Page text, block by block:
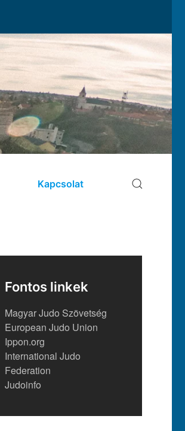
Kapcsolat
Fontos linkek
Magyar Judo Szövetség
European Judo Union
Ippon.org
International Judo
Federation
Judoinfo